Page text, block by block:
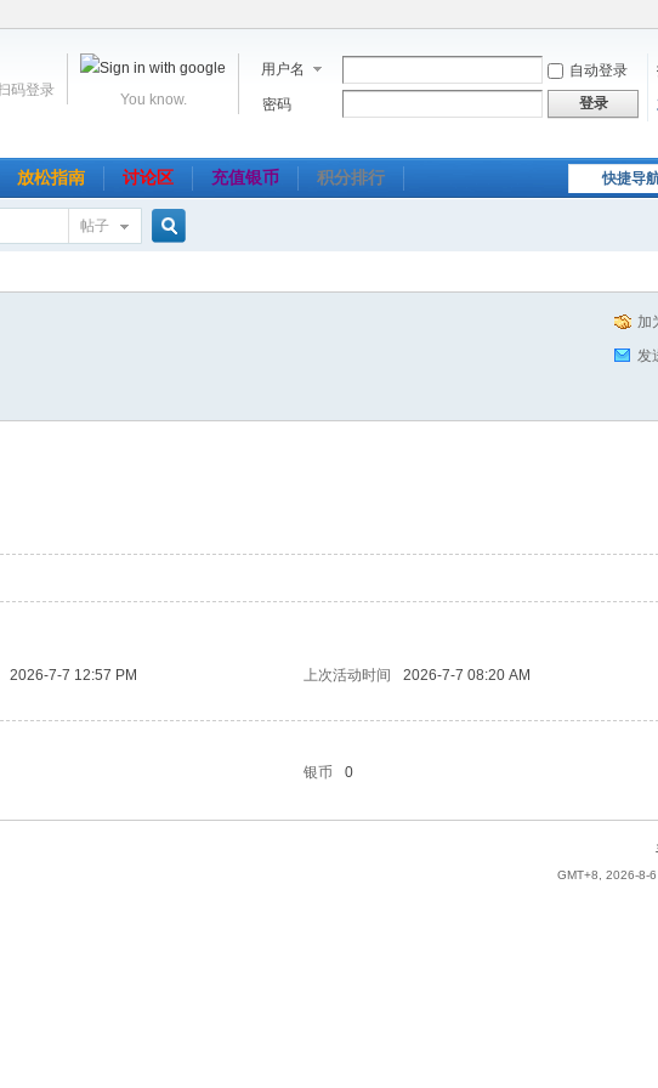
用户名 自动登录
密码
登录
You know.
码登录
快捷导
放松指南 讨论区 充值银币 积分排行
帖子
加
发
2026-7-7 12:57 PM 上次活动时间
2026-7-7 08:20 AM
银币 0
GMT+8, 2026-8-